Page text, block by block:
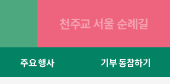
천주교 서울 순례길
주요 행사 기부 동참하기